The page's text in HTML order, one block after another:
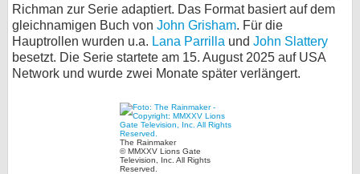
Richman zur Serie adaptiert. Das Format basiert auf dem
gleichnamigen Buch von John Grisham. Für die
Hauptrollen wurden u.a. Lana Parrilla und John Slattery
besetzt. Die Serie startete am 15. August 2025 auf USA
Network und wurde zwei Monate später verlängert.
The Rainmaker
© MMXXV Lions Gate
Television, Inc. All Rights
Reserved.
SERVICE
Gewinnspiele
bei X
bei Facebook